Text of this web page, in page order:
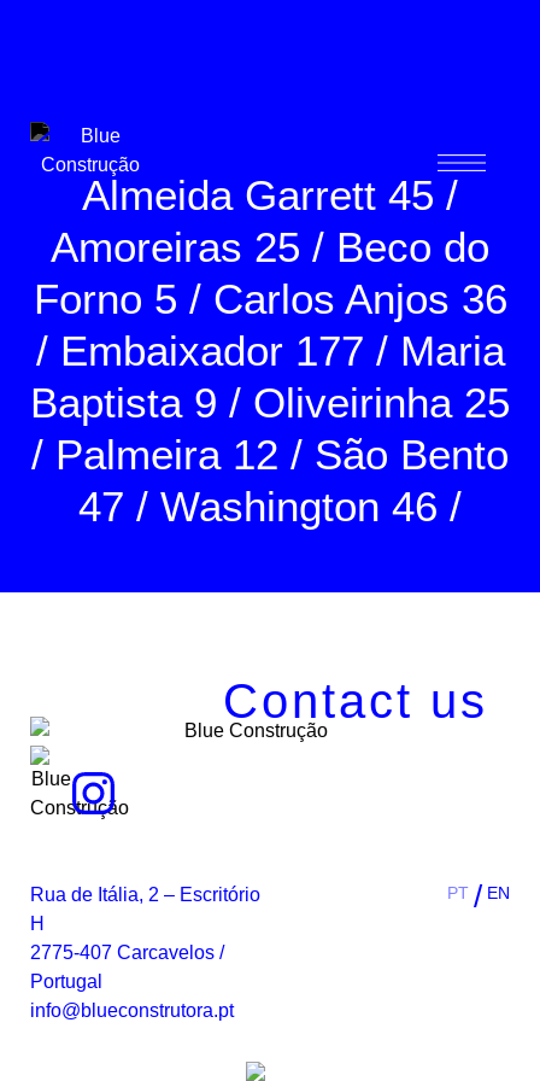
Almeida Garrett 45
Amoreiras 25
Beco do
Forno 5
Carlos Anjos 36
Embaixador 177
Maria
Baptista 9
Oliveirinha 25
Palmeira 12
São Bento
47
Washington 46
Contact us
Rua de Itália, 2 – Escritório
H
2775-407 Carcavelos /
Portugal
info@blueconstrutora.pt
PT EN